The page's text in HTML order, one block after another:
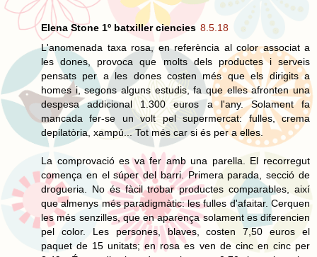
Elena Stone 1º batxiller ciencies 8.5.18
L'anomenada taxa rosa, en referència al color associat a
les dones, provoca que molts dels productes i serveis
pensats per a les dones costen més que els dirigits a
homes i, segons alguns estudis, fa que elles afronten una
despesa addicional 1.300 euros a l'any. Solament fa
mancada fer-se un volt pel supermercat: fulles, crema
depilatòria, xampú... Tot més car si és per a elles.
La comprovació es va fer amb una parella. El recorregut
comença en el súper del barri. Primera parada, secció de
drogueria. No és fàcil trobar productes comparables, així
que almenys més paradigmàtic: les fulles d'afaitar. Cerquen
les més senzilles, que en aparença solament es diferencien
pel color. Les persones, blaves, costen 7,50 euros el
paquet de 15 unitats; en rosa es ven de cinc en cinc per